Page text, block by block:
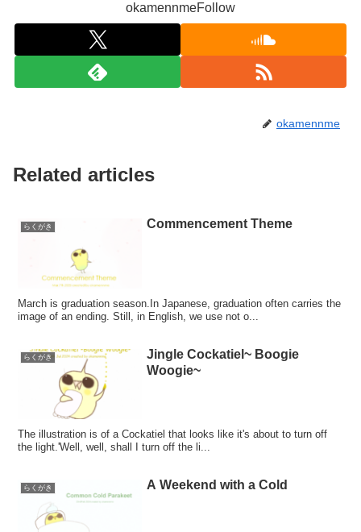
okamennmeFollow
okamennme
Related articles
らくがき Commencement Theme
March is graduation season.In Japanese, graduation often carries the
image of an ending. Still, in English, we use not o...
らくがき
Jingle Cockatiel~ Boogie
Woogie~
The illustration is of a Cockatiel that looks like it's about to turn off
the light.'Well, well, shall I turn off the li...
らくがき A Weekend with a Cold